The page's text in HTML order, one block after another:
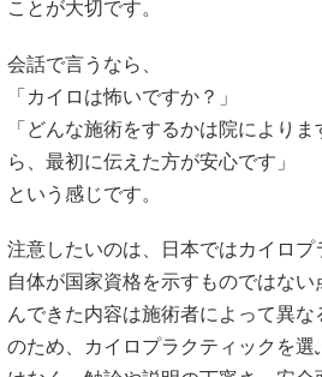
ことが大切です。
会話で言うなら、
「カイロは怖いですか？」
「どんな施術をするかは院により
ら、最初に伝えた方が安心です」
という感じです。
注意したいのは、日本ではカイロ
自体が国家資格を示すものではな
んできた内容は施術者によって異
のため、カイロプラクティックを